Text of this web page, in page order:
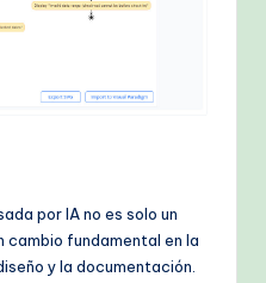
por IA no es solo un
cambio fundamental en la
y la documentación.